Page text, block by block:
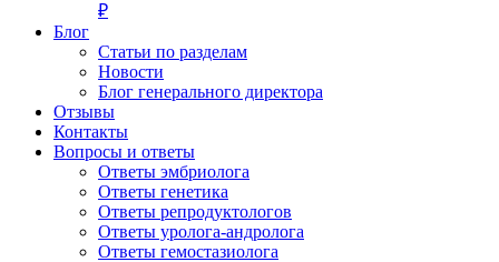
₽
Блог
Статьи по разделам
Новости
Блог генерального директора
Отзывы
Контакты
Вопросы и ответы
Ответы эмбриолога
Ответы генетика
Ответы репродуктологов
Ответы уролога-андролога
Ответы гемостазиолога